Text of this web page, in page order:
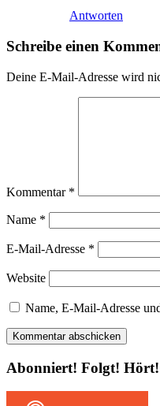
Antworten
Schreibe einen
Deine E-Mail-Adresse wird
Kommentar *
Name *
E-Mail-Adresse *
Website
Name, E-Mail-Adresse
Abonniert! Folgt! Hört!